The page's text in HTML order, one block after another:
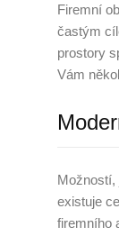
PCO – Pult
Napojení na
Náhradní plnění
Náhradní
Kalkulátor
Firemní
častým
prostory
Vám
Možností,
existuje
firemního